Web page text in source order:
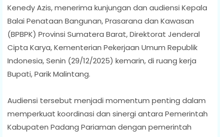
Kenedy Azis, menerima kunjungan dan audiensi Kepala
Balai Penataan Bangunan, Prasarana dan Kawasan
(BPBPK) Provinsi Sumatera Barat, Direktorat Jenderal
Cipta Karya, Kementerian Pekerjaan Umum Republik
Indonesia, Senin (29/12/2025) kemarin, di ruang kerja
Bupati, Parik Malintang.
Audiensi tersebut menjadi momentum penting dalam
memperkuat koordinasi dan sinergi antara Pemerintah
Kabupaten Padang Pariaman dengan pemerintah